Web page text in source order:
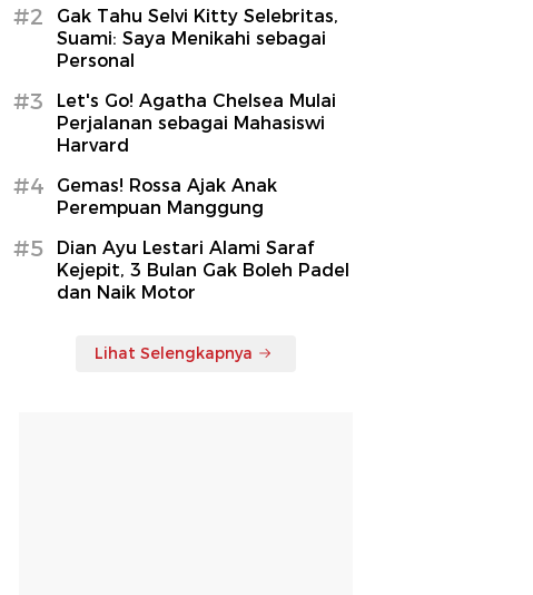
#2
Gak Tahu Selvi Kitty Selebritas,
Suami: Saya Menikahi sebagai
Personal
#3
Let's Go! Agatha Chelsea Mulai
Perjalanan sebagai Mahasiswi
Harvard
#4
Gemas! Rossa Ajak Anak
Perempuan Manggung
#5
Dian Ayu Lestari Alami Saraf
Kejepit, 3 Bulan Gak Boleh Padel
dan Naik Motor
Lihat Selengkapnya